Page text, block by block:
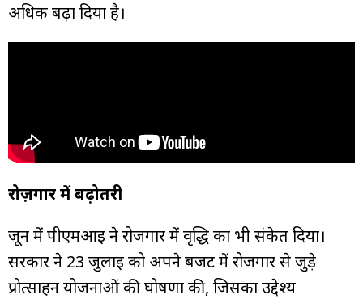
अधिक बढ़ा दिया है।
रोज़गार में बढ़ोतरी
जून में पीएमआई ने रोजगार में वृद्धि का भी संकेत दिया।
सरकार ने 23 जुलाई को अपने बजट में रोजगार से जुड़े
प्रोत्साहन योजनाओं की घोषणा की, जिसका उद्देश्य